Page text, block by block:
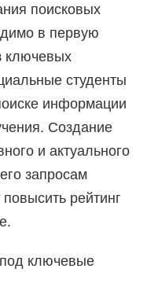
поисковых
в первую
ключевых
студенты
информации
Создание
и актуального
запросам
рейтинг
ключевые